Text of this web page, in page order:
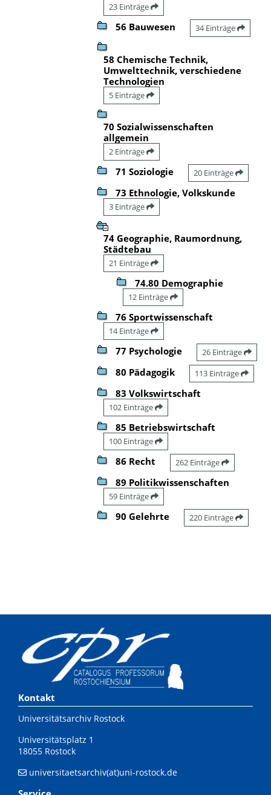
23 Einträge
56 Bauwesen 34 Einträge
58 Chemische Technik,
Umwelttechnik, verschiedene
Technologien
5 Einträge
70 Sozialwissenschaften
allgemein
2 Einträge
71 Soziologie 20 Einträge
73 Ethnologie, Volkskunde
3 Einträge
74 Geographie, Raumordnung,
Städtebau
21 Einträge
74.80 Demographie
12 Einträge
76 Sportwissenschaft
14 Einträge
77 Psychologie 26 Einträge
80 Pädagogik 113 Einträge
83 Volkswirtschaft
102 Einträge
85 Betriebswirtschaft
100 Einträge
86 Recht 262 Einträge
89 Politikwissenschaften
59 Einträge
90 Gelehrte 220 Einträge
Kontakt
Universitätsarchiv Rostock
Universitätsplatz 1
18055 Rostock
universitaetsarchiv(at)uni-rostock.de